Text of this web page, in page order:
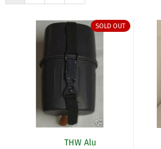
SOLD OUT
THW Alu